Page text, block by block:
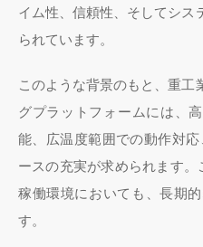
イム性、信頼性、そしてシス
られています。
このような背景のもと、重工
グプラットフォームには、
能、広温度範囲での動作対
ースの充実が求められます
稼働環境においても、長期
す。